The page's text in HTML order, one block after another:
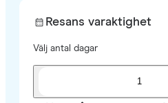
Resans varaktighet
Välj antal dagar
1